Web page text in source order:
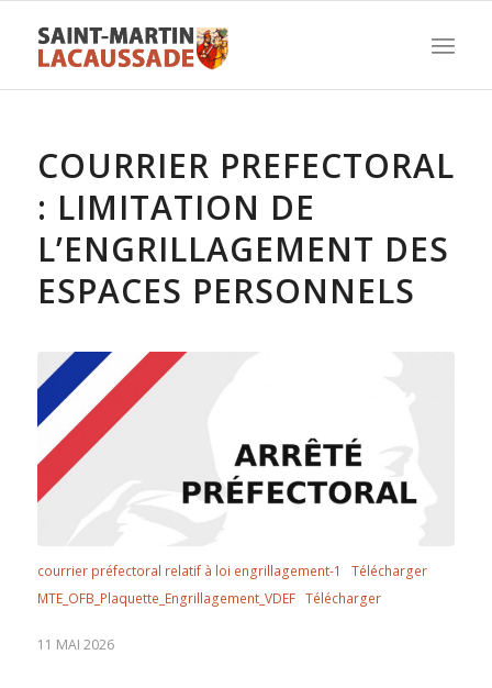
COURRIER PREFECTORAL
: LIMITATION DE
L’ENGRILLAGEMENT DES
ESPACES PERSONNELS
courrier préfectoral relatif à loi engrillagement-1
Télécharger
MTE_OFB_Plaquette_Engrillagement_VDEF Télécharger
11 MAI 2026